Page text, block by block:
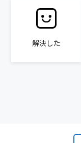
解決した